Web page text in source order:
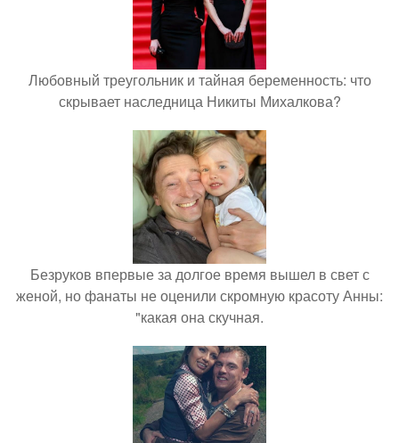
Любовный треугольник и тайная беременность: что
скрывает наследница Никиты Михалкова?
Безруков впервые за долгое время вышел в свет с
женой, но фанаты не оценили скромную красоту Анны:
"какая она скучная.